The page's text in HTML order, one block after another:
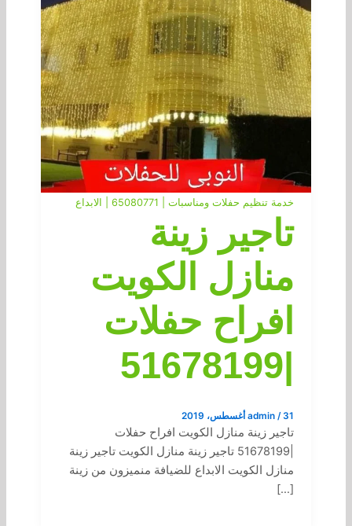
خدمة تنظيم حفلات ومناسبات | 65080771 | الابداع
تاجير زينة
منازل الكويت
افراح حفلات
|51678199
admin /31 أغسطس، 2019
تاجير زينة منازل الكويت افراح حفلات
|51678199 تاجير زينة منازل الكويت تاجير زينة
منازل الكويت الابداع للضيافة منميزون من زينة
[…]